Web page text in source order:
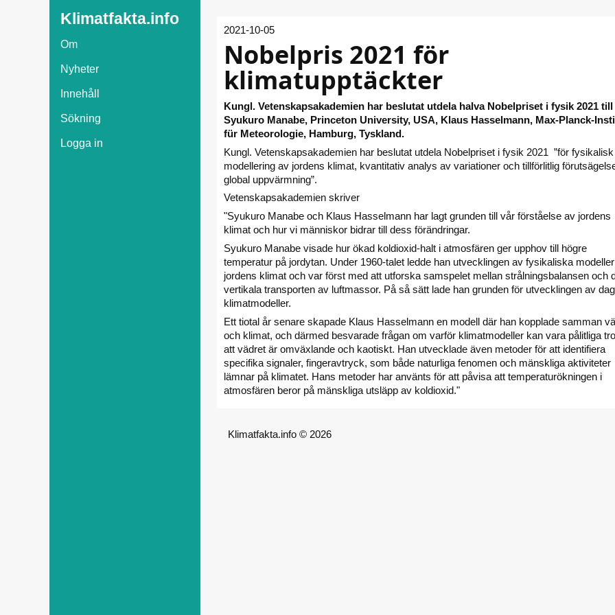
Klimatfakta.info
Om
Nyheter
Innehåll
Sökning
Logga in
2021-10-05
Nobelpris 2021 för
klimatupptäckter
Kungl. Vetenskapsakademien har beslutat utdela halva Nobelpriset i fysik 2021 till
Syukuro Manabe, Princeton University, USA, Klaus Hasselmann, Max-Planck-
für Meteorologie, Hamburg, Tyskland.
Kungl. Vetenskapsakademien har beslutat utdela Nobelpriset i fysik 2021 ”för fysikalisk
modellering av jordens klimat, kvantitativ analys av variationer och tillförlitlig
global uppvärmning”.
Vetenskapsakademien skriver
"Syukuro Manabe och Klaus Hasselmann har lagt grunden till vår förståelse av jordens
klimat och hur vi människor bidrar till dess förändringar.
Syukuro Manabe visade hur ökad koldioxid-halt i atmosfären ger upphov till högre
temperatur på jordytan. Under 1960-talet ledde han utvecklingen av fysikaliska
jordens klimat och var först med att utforska samspelet mellan strålningsbalansen och
vertikala transporten av luftmassor. På så sätt lade han grunden för utvecklingen av
klimatmodeller.
Ett tiotal år senare skapade Klaus Hasselmann en modell där han kopplade samman
och klimat, och därmed besvarade frågan om varför klimatmodeller kan vara pålitliga
att vädret är omväxlande och kaotiskt. Han utvecklade även metoder för att identifiera
specifika signaler, fingeravtryck, som både naturliga fenomen och mänskliga aktiviteter
lämnar på klimatet. Hans metoder har använts för att påvisa att temperaturökningen i
atmosfären beror på mänskliga utsläpp av koldioxid."
Klimatfakta.info © 2026